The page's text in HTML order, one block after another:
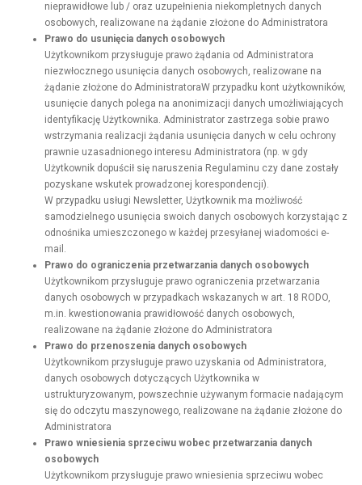
nieprawidłowe lub / oraz uzupełnienia niekompletnych danych
osobowych, realizowane na żądanie złożone do Administratora
Prawo do usunięcia danych osobowych
Użytkownikom przysługuje prawo żądania od Administratora
niezwłocznego usunięcia danych osobowych, realizowane na
żądanie złożone do AdministratoraW przypadku kont użytkowników,
usunięcie danych polega na anonimizacji danych umożliwiających
identyfikację Użytkownika. Administrator zastrzega sobie prawo
wstrzymania realizacji żądania usunięcia danych w celu ochrony
prawnie uzasadnionego interesu Administratora (np. w gdy
Użytkownik dopuścił się naruszenia Regulaminu czy dane zostały
pozyskane wskutek prowadzonej korespondencji).
W przypadku usługi Newsletter, Użytkownik ma możliwość
samodzielnego usunięcia swoich danych osobowych korzystając z
odnośnika umieszczonego w każdej przesyłanej wiadomości e-
mail.
Prawo do ograniczenia przetwarzania danych osobowych
Użytkownikom przysługuje prawo ograniczenia przetwarzania
danych osobowych w przypadkach wskazanych w art. 18 RODO,
m.in. kwestionowania prawidłowość danych osobowych,
realizowane na żądanie złożone do Administratora
Prawo do przenoszenia danych osobowych
Użytkownikom przysługuje prawo uzyskania od Administratora,
danych osobowych dotyczących Użytkownika w
ustrukturyzowanym, powszechnie używanym formacie nadającym
się do odczytu maszynowego, realizowane na żądanie złożone do
Administratora
Prawo wniesienia sprzeciwu wobec przetwarzania danych
osobowych
Użytkownikom przysługuje prawo wniesienia sprzeciwu wobec